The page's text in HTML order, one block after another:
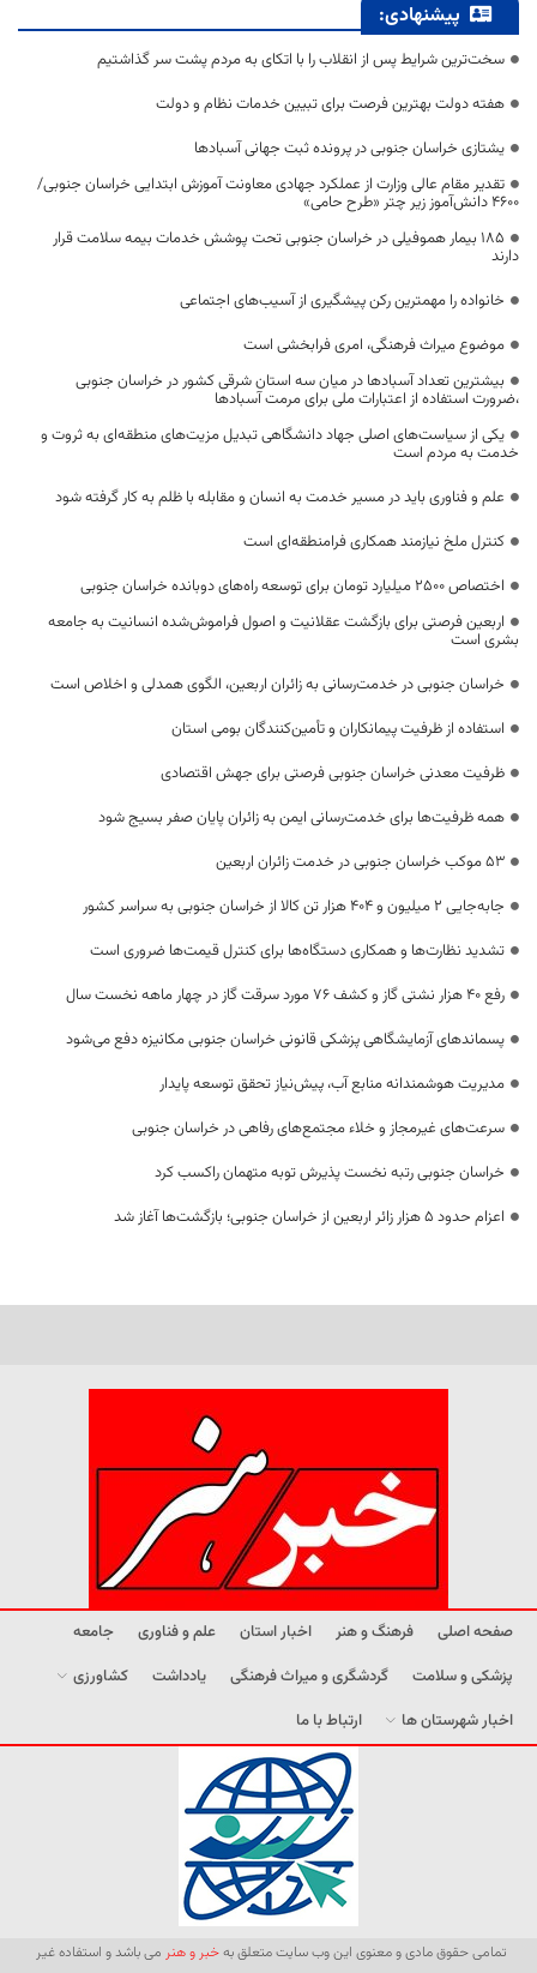
پیشنهادی:
سخت‌ترین شرایط پس از انقلاب را با اتکای به مردم پشت سر گذاشتیم
هفته دولت بهترین فرصت برای تبیین خدمات نظام و دولت
یشتازی خراسان جنوبی در پرونده ثبت جهانی آسبادها
تقدیر مقام عالی وزارت از عملکرد جهادی معاونت آموزش ابتدایی خراسان جنوبی/
۴۶۰۰ دانش‌آموز زیر چتر «طرح حامی»
۱۸۵ بیمار هموفیلی در خراسان جنوبی تحت پوشش خدمات بیمه سلامت قرار
دارند
خانواده را مهمترین رکن پیشگیری از آسیب‌های اجتماعی
موضوع میراث فرهنگی، امری فرابخشی است
بیشترین تعداد آسبادها در میان سه استان شرقی کشور در خراسان جنوبی
،ضرورت استفاده از اعتبارات ملی برای مرمت آسبادها
یکی از سیاست‌های اصلی جهاد دانشگاهی تبدیل مزیت‌های منطقه‌ای به ثروت و
خدمت به مردم است
علم و فناوری باید در مسیر خدمت به انسان و مقابله با ظلم به کار گرفته شود
کنترل ملخ نیازمند همکاری فرامنطقه‌ای است
اختصاص 2500 میلیارد تومان برای توسعه راه‌های دوبانده خراسان جنوبی
اربعین فرصتی برای بازگشت عقلانیت و اصول فراموش‌شده انسانیت به جامعه
بشری است
خراسان جنوبی در خدمت‌رسانی به زائران اربعین، الگوی همدلی و اخلاص است
استفاده از ظرفیت پیمانکاران و تأمین‌کنندگان بومی استان
ظرفیت معدنی خراسان جنوبی فرصتی برای جهش اقتصادی
همه ظرفیت‌ها برای خدمت‌رسانی ایمن به زائران پایان صفر بسیج شود
53 موکب خراسان جنوبی در خدمت زائران اربعین
جابه‌جایی 2 میلیون و 404 هزار تن کالا از خراسان جنوبی به سراسر کشور
تشدید نظارت‌ها و همکاری دستگاه‌ها برای کنترل قیمت‌ها ضروری است
رفع 40 هزار نشتی گاز و کشف 76 مورد سرقت گاز در چهار ماهه نخست سال
پسماندهای آزمایشگاهی پزشکی قانونی خراسان جنوبی مکانیزه دفع می‌شود
مدیریت هوشمندانه منابع آب، پیش‌نیاز تحقق توسعه پایدار
سرعت‌های غیرمجاز و خلاء مجتمع‌های رفاهی در خراسان جنوبی
خراسان جنوبی رتبه نخست پذیرش توبه متهمان راکسب کرد
اعزام حدود 5 هزار زائر اربعین از خراسان جنوبی؛ بازگشت‌ها آغاز شد
صفحه اصلی فرهنگ و هنر اخبار استان علم و فناوری
جامعه
پزشکی و سلامت
گردشگری و میراث فرهنگی یادداشت
کشاورزی
اخبار شهرستان ها
ارتباط با ما
تمامی حقوق مادی و معنوی این وب سایت متعلق بهخبر و هنر می باشد و استفاده غیر